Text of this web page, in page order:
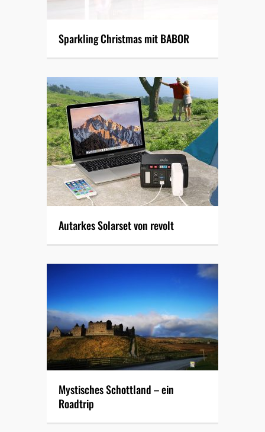
Sparkling Christmas mit BABOR
Autarkes Solarset von revolt
Mystisches Schottland – ein
Roadtrip